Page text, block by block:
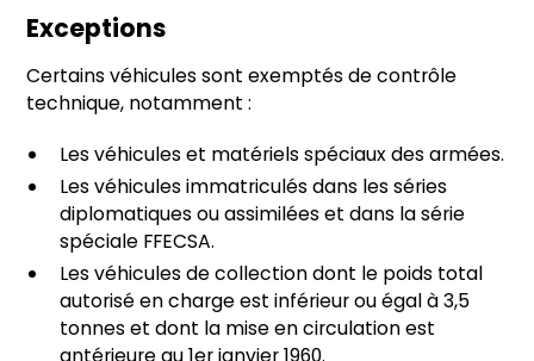
Exceptions
Certains véhicules sont exemptés de contrôle
technique, notamment :
Les véhicules et matériels spéciaux des armées.
Les véhicules immatriculés dans les séries
diplomatiques ou assimilées et dans la série
spéciale FFECSA.
Les véhicules de collection dont le poids total
autorisé en charge est inférieur ou égal à 3,5
tonnes et dont la mise en circulation est
antérieure au 1er janvier 1960.